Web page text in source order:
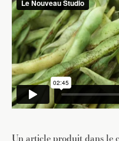
Un article produit dans le